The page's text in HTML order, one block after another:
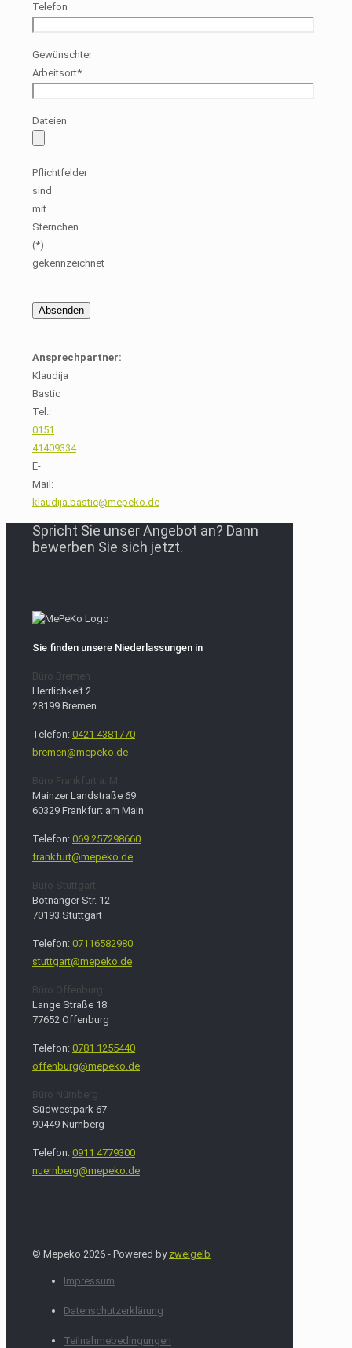
Telefon
Gewünschter
Arbeitsort*
Dateien
Pflichtfelder
sind
mit
Sternchen
(*)
gekennzeichnet
Ansprechpartner:
Klaudija
Bastic
Tel.:
0151
41409334
E-
Mail:
klaudija.bastic@mepeko.de
Spricht Sie unser Angebot an? Dann
bewerben Sie sich jetzt.
Sie finden unsere Niederlassungen in
Büro Bremen
Herrlichkeit 2
28199 Bremen
Telefon: 0421 4381770
bremen@mepeko.de
Büro Frankfurt a. M.
Mainzer Landstraße 69
60329 Frankfurt am Main
Telefon: 069 257298660
frankfurt@mepeko.de
Büro Stuttgart
Botnanger Str. 12
70193 Stuttgart
Telefon: 07116582980
stuttgart@mepeko.de
Büro Offenburg
Lange Straße 18
77652 Offenburg
Telefon: 0781 1255440
offenburg@mepeko.de
Büro Nürnberg
Südwestpark 67
90449 Nürnberg
Telefon: 0911 4779300
nuernberg@mepeko.de
© Mepeko 2026 - Powered by zweigelb
Impressum
Datenschutzerklärung
Teilnahmebedingungen